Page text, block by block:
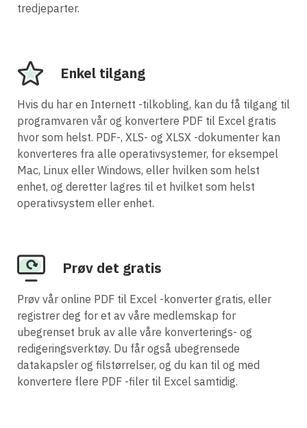
tredjeparter.
Enkel tilgang
Hvis du har en Internett -tilkobling, kan du få tilgang til
programvaren vår og konvertere PDF til Excel gratis
hvor som helst. PDF-, XLS- og XLSX -dokumenter kan
konverteres fra alle operativsystemer, for eksempel
Mac, Linux eller Windows, eller hvilken som helst
enhet, og deretter lagres til et hvilket som helst
operativsystem eller enhet.
Prøv det gratis
Prøv vår online PDF til Excel -konverter gratis, eller
registrer deg for et av våre medlemskap for
ubegrenset bruk av alle våre konverterings- og
redigeringsverktøy. Du får også ubegrensede
datakapsler og filstørrelser, og du kan til og med
konvertere flere PDF -filer til Excel samtidig.